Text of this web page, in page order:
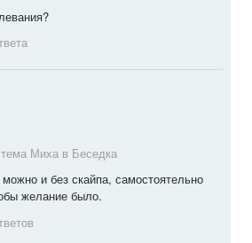
Миха в Беседка
и без скайпа, самостоятельно
желание было.